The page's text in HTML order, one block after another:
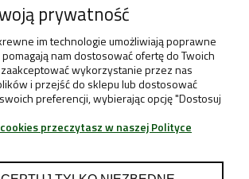
Bielany Wrocławskie
ul. Słoneczna 4, 09:30 -
prywatność
im technologie umożliwiają poprawne
nam dostosować ofertę do Twoich
wykorzystanie przez nas
i przejść do sklepu lub dostosować
preferencji, wybierając opcję "Dostosuj
przeczytasz w naszej Polityce